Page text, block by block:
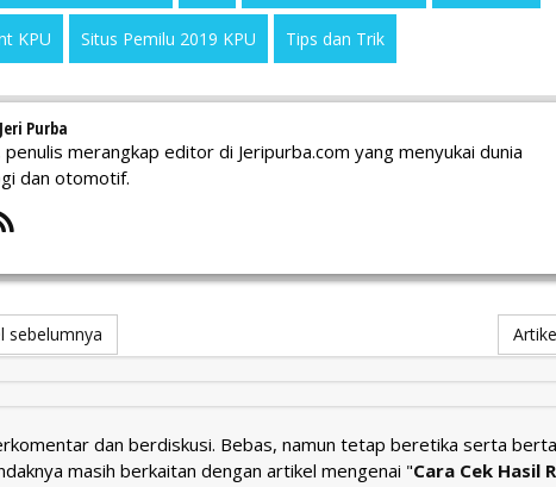
KPU Situs Pemilu 2019 KPU Tips dan Trik
Jeri Purba
merangkap editor di Jeripurba.com yang menyukai dunia
dan otomotif.
sebelumnya
dan berdiskusi. Bebas, namun tetap beretika serta
masih berkaitan dengan artikel mengenai "Cara Cek Hasil